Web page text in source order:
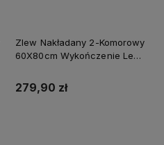
Zlew Nakładany 2-Komorowy
60X80cm Wykończenie Len
279,90 zł